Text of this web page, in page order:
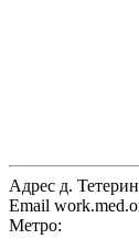
Адрес д.
Email
Метро: